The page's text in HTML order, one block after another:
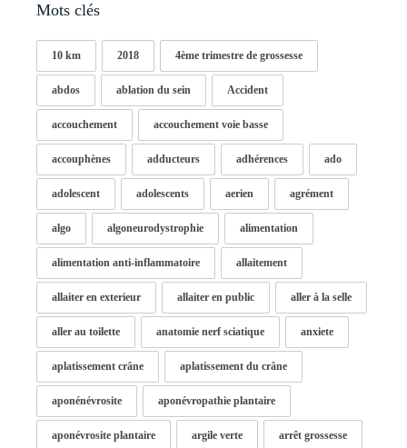
Mots clés
10 km 2018 4ème trimestre de grossesse
abdos ablation du sein Accident
accouchement accouchement voie basse
accouphènes adducteurs adhérences ado
adolescent adolescents aerien agrément
algo algoneurodystrophie alimentation
alimentation anti-inflammatoire allaitement
allaiter en exterieur allaiter en public aller à la selle
aller au toilette anatomie nerf sciatique anxiete
aplatissement crâne aplatissement du crâne
aponénévrosite aponévropathie plantaire
aponévrosite plantaire argile verte arrêt grossesse